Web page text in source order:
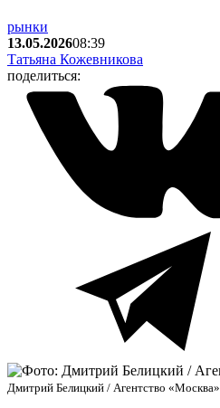
рынки
13.05.202608:39
Татьяна Кожевникова
поделиться:
Дмитрий Белицкий / Агентство «Москва»